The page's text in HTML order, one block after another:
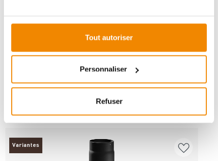
Tout autoriser
Personnaliser
Refuser
ANDERE INTERESSIERTEN SICH AUCH
DAFÜR
Variantes